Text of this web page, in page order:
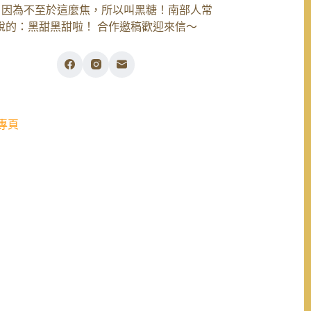
為不至於這麼焦，所以叫黑糖！南部人常
的：黑甜黑甜啦！ 合作邀稿歡迎來信～
頁